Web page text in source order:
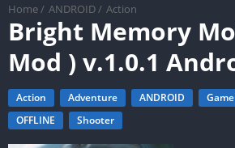
Home / ANDROID / Action
Bright Memory
Mod ) v.1.0.1
Action Adventure ANDROID
OFFLINE
Shooter